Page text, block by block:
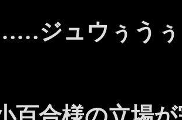
……ジュウぅう